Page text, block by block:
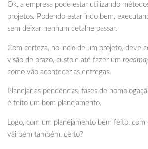
Ok, a empresa pode estar utilizando
projetos. Podendo estar indo bem,
sem deixar nenhum detalhe passar.
Com certeza, no incio de um projeto, deve
visão de prazo, custo e até fazer um
como vão acontecer as entregas.
Planejar as pendências, fases de
é feito um bom planejamento.
Logo, com um planejamento bem feito, com
vai bem também, certo?